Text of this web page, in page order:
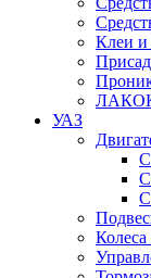
Клеи и
УАЗ